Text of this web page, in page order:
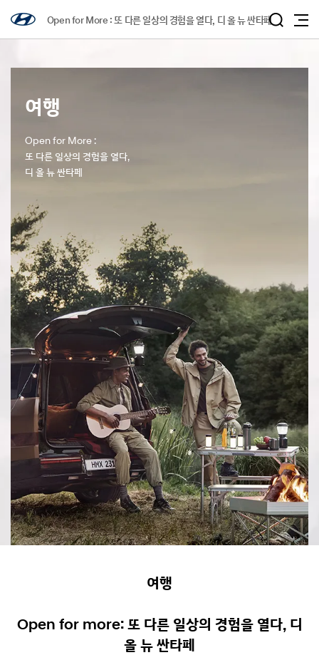
Open for More : 또 다른 일상의 경험을 열다, 디 올 뉴 싼타페
여행
Open for More :
또 다른 일상의 경험을 열다,
디 올 뉴 싼타페
여행
Open for more: 또 다른 일상의 경험을 열다, 디
올 뉴 싼타페